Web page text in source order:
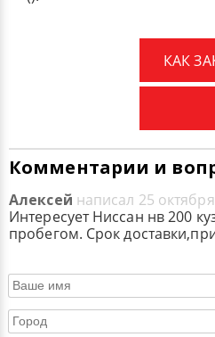
КАК
Комментарии и
Алексей написал 25
Интересует Ниссан нв 200
пробегом. Срок